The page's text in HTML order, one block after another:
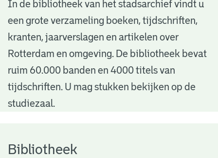
B
b
o
h
In de bibliotheek van het stadsarchief vindt u
een grote verzameling boeken, tijdschriften,
kranten, jaarverslagen en artikelen over
Rotterdam en omgeving. De bibliotheek bevat
ruim 60.000 banden en 4000 titels van
tijdschriften. U mag stukken bekijken op de
studiezaal.
Bibliotheek